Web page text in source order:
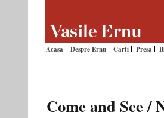
Acasa Despre Ernu Carti Presa
Come and See